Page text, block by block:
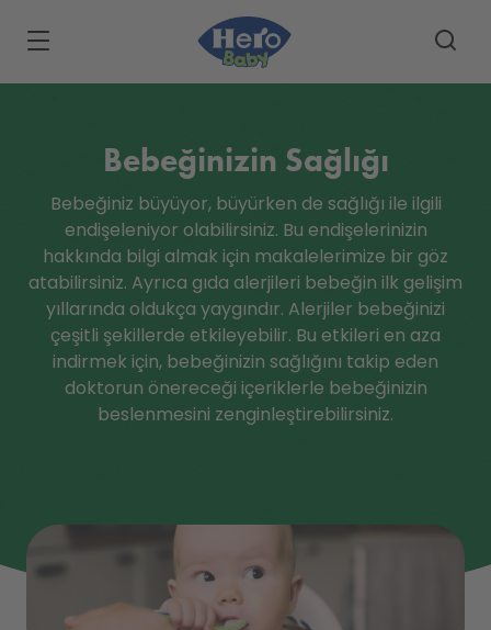
Skip to main content
Bebeğinizin Sağlığı
Bebeğiniz büyüyor, büyürken de sağlığı ile ilgili
endişeleniyor olabilirsiniz. Bu endişelerinizin
hakkında bilgi almak için makalelerimize bir göz
atabilirsiniz. Ayrıca gıda alerjileri bebeğin ilk gelişim
yıllarında oldukça yaygındır. Alerjiler bebeğinizi
çeşitli şekillerde etkileyebilir. Bu etkileri en aza
indirmek için, bebeğinizin sağlığını takip eden
doktorun önereceği içeriklerle bebeğinizin
beslenmesini zenginleştirebilirsiniz.